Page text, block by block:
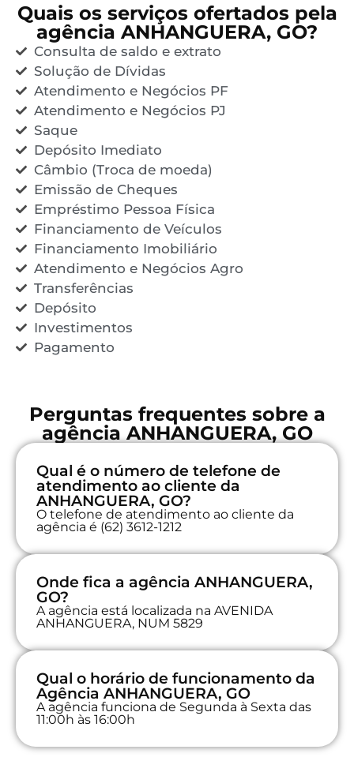
Quais os serviços ofertados pela
agência ANHANGUERA, GO?
Consulta de saldo e extrato
Solução de Dívidas
Atendimento e Negócios PF
Atendimento e Negócios PJ
Saque
Depósito Imediato
Câmbio (Troca de moeda)
Emissão de Cheques
Empréstimo Pessoa Física
Financiamento de Veículos
Financiamento Imobiliário
Atendimento e Negócios Agro
Transferências
Depósito
Investimentos
Pagamento
Perguntas frequentes sobre a
agência ANHANGUERA, GO
Qual é o número de telefone de
atendimento ao cliente da
ANHANGUERA, GO?
O telefone de atendimento ao cliente da
agência é (62) 3612-1212
Onde fica a agência ANHANGUERA,
GO?
A agência está localizada na AVENIDA
ANHANGUERA, NUM 5829
Qual o horário de funcionamento da
Agência ANHANGUERA, GO
A agência funciona de Segunda à Sexta das
11:00h às 16:00h